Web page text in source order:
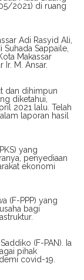
2021) di ruang
Adi Rasyid Ali,
Sappaile,
Makassar
Ir. M. Ansar.
dan dihimpun
diketahui,
2021 lalu. Telah
laporan hasil
yang
penyediaan
ekonomi
(F-PPP) yang
bagi
(F-PAN). Ia
pihak
covid-19.